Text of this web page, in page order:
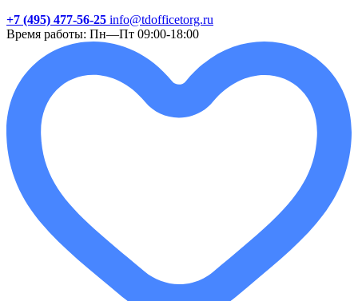
+7 (495) 477-56-25 info@tdofficetorg.ru
Время работы: Пн—Пт 09:00-18:00